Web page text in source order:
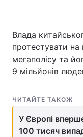
Влада
протестувати на
мегаполісу та
9 мільйонів
ЧИТАЙТЕ ТАКОЖ
У Європі
100 тисяч